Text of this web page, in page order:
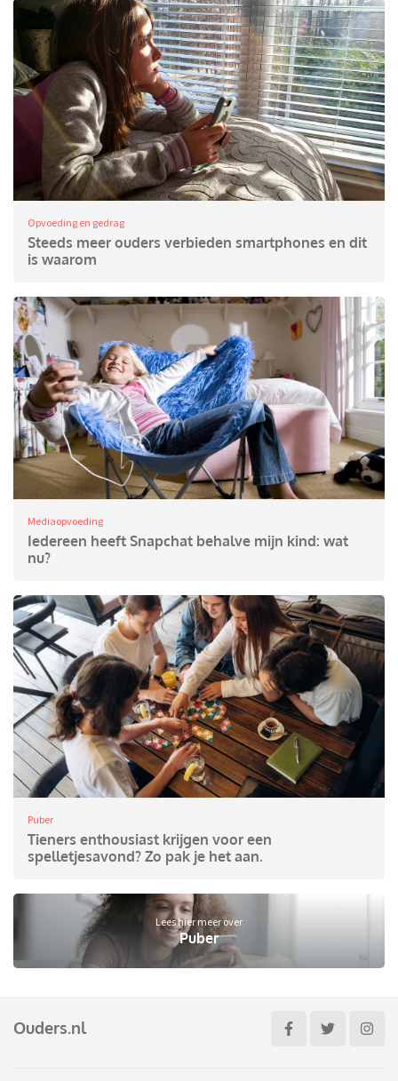
Opvoeding en gedrag
Steeds meer ouders verbieden smartphones en dit
is waarom
Mediaopvoeding
Iedereen heeft Snapchat behalve mijn kind: wat
nu?
Puber
Tieners enthousiast krijgen voor een
spelletjesavond? Zo pak je het aan.
Lees hier meer over
Puber
Ouders.nl